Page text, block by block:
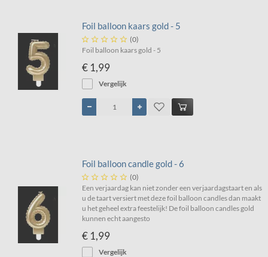
Foil balloon kaars gold - 5
     (0)
Foil balloon kaars gold - 5
€ 1,99
Vergelijk
Foil balloon candle gold - 6
     (0)
Een verjaardag kan niet zonder een verjaardagstaart en als
u de taart versiert met deze foil balloon candles dan maakt
u het geheel extra feestelijk! De foil balloon candles gold
kunnen echt aangesto
€ 1,99
Vergelijk